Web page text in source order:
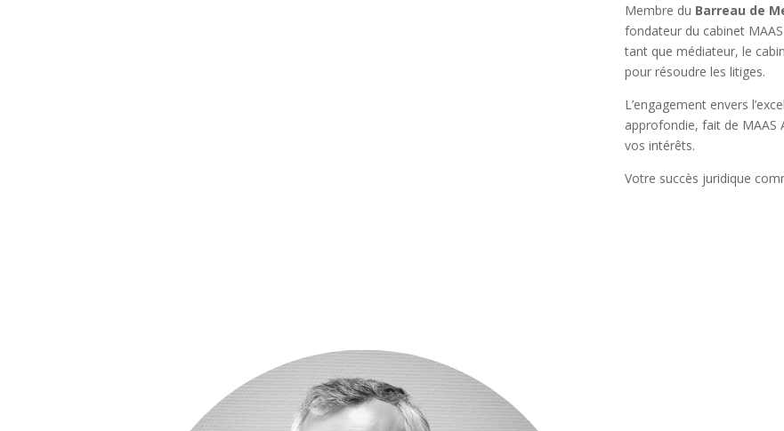
Membre du Barreau de
fondateur du cabinet
tant que médiateur, le
pour résoudre les litiges.
L’engagement envers
approfondie, fait de
vos intérêts.
Votre succès juridique